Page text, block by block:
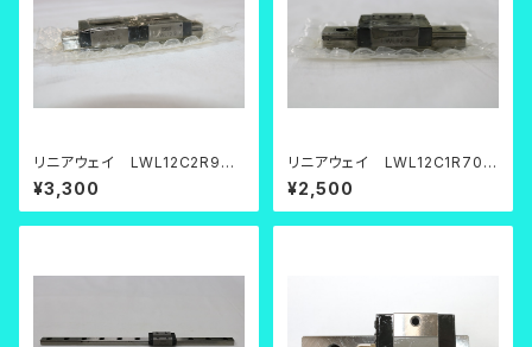
リニアウェイ LWL12C2R90B
H
¥3,300
リニアウェイ LWL12C1R70B
H
¥2,500